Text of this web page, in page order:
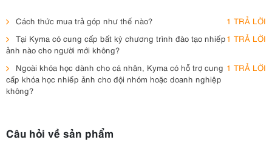
Cách thức mua trả góp như thế nào?
1 TRẢ LỜI
Tại Kyma có cung cấp bất kỳ chương trình đào tạo nhiếp
ảnh nào cho người mới không?
1 TRẢ LỜI
Ngoài khóa học dành cho cá nhân, Kyma có hỗ trợ cung
cấp khóa học nhiếp ảnh cho đội nhóm hoặc doanh nghiệp
không?
1 TRẢ LỜI
Câu hỏi về sản phẩm